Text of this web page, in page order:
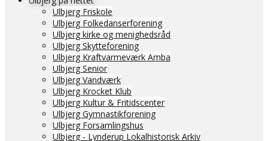
Ulbjerg Friskole
Ulbjerg Folkedanserforening
Ulbjerg kirke og menighedsråd
Ulbjerg Skytteforening
Ulbjerg Kraftvarmeværk Amba
Ulbjerg Senior
Ulbjerg Vandværk
Ulbjerg Krocket Klub
Ulbjerg Kultur & Fritidscenter
Ulbjerg Gymnastikforening
Ulbjerg Forsamlingshus
Ulbjerg - Lynderup Lokalhistorisk Arkiv